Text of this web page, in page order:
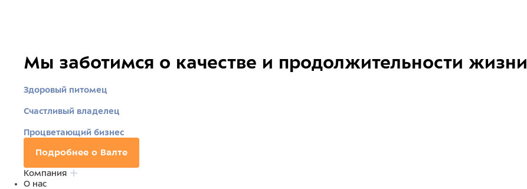
Мы заботимся о качестве и продолжительности жизни
Здоровый питомец
Счастливый владелец
Процветающий бизнес
Подробнее о Валте
Компания
О нас